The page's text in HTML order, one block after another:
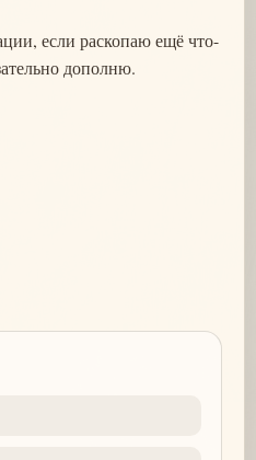
если раскопаю ещё что-
дополню.